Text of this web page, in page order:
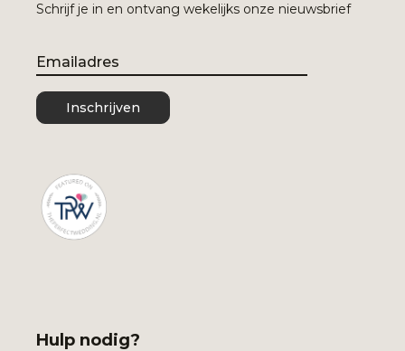
Schrijf je in en ontvang wekelijks onze nieuwsbrief
Email
Inschrijven
Hulp nodig?